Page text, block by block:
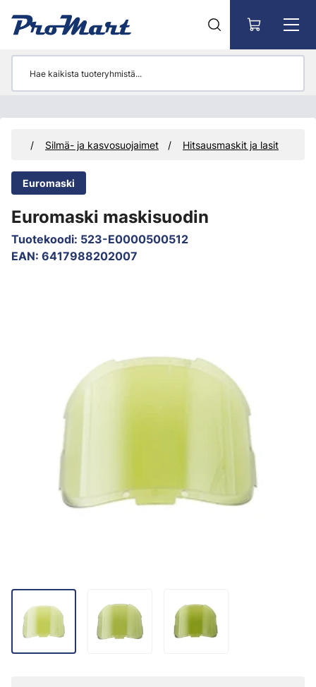
Silmä- ja kasvosuojaimet Hitsausmaskit ja lasit
Euromaski
Euromaski maskisuodin
Tuotekoodi: 523-E0000500512
EAN: 6417988202007